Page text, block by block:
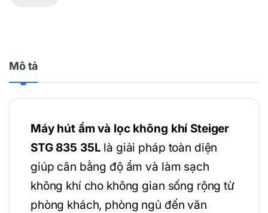
Mô tả
Máy hút ẩm và lọc không khí Steiger
STG 835 35L là giải pháp toàn diện
giúp cân bằng độ ẩm và làm sạch
không khí cho không gian sống rộng từ
phòng khách, phòng ngủ đến văn